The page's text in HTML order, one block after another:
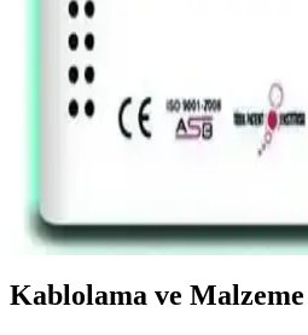
dayanıklı çok katmanlı bir elektronik
detayları askeri teknoloji açısından
Baysallar Mikro İşlemcili
500 VA Güç ve Güvenilirlik
Baysallar mikro işlemcili kombi voltaj
elektrik dalgalanmalarından korur.
imkanı sunar.
Kablolama ve